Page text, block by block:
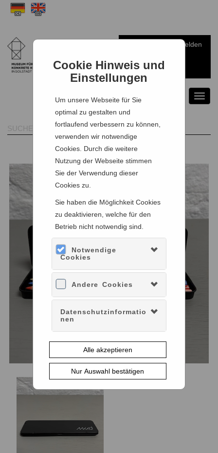
Cookie Hinweis und
Einstellungen
Um unsere Webseite für Sie
optimal zu gestalten und
fortlaufend verbessern zu können,
verwenden wir notwendige
Cookies. Durch die weitere
Nutzung der Webseite stimmen
Sie der Verwendung dieser
Cookies zu.
Sie haben die Möglichkeit Cookies
zu deaktivieren, welche für den
Betrieb nicht notwendig sind.
Notwendige
Cookies
Andere Cookies
Datenschutzinformatio
nen
Alle akzeptieren
Nur Auswahl bestätigen
Anmelden